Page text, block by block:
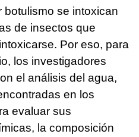
se intoxican
de insectos que
Por eso, para
los investigadores
el análisis del agua,
en los
evaluar sus
la composición